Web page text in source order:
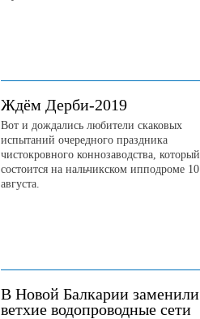
Ждём Дерби-2019
Вот и дождались любители скаковых
испытаний очередного праздника
чистокровного коннозаводства, который
состоится на нальчикском ипподроме 10
августа.
В Новой Балкарии заменили
ветхие водопроводные сети